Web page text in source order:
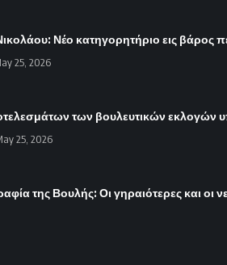
Νέο κατηγορητήριο εις βάρος
25, 2026
των βουλευτικών εκλογών
25, 2026
της Βουλής: Οι γηραιότερες και οι